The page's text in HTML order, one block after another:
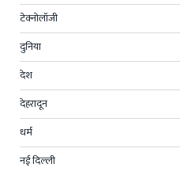
टेक्नोलॉजी
दुनिया
देश
देहरादून
धर्म
नई दिल्ली